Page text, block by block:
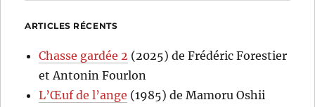
ARTICLES RÉCENTS
Chasse gardée 2 (2025) de Frédéric Forestier
et Antonin Fourlon
L’Œuf de l’ange (1985) de Mamoru Oshii